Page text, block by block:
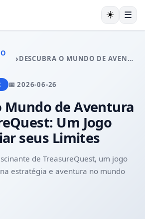
JOGOS DE LOTERIA
MAHJONG
AO VIVO
DO SETOR
☀️ ☰
› DESCUBRA O MUNDO DE AVENTURA EM TREASUREQUEST: UM JOGO PARA DESAFIAR SEUS LIMITES
📅 2026-06-26
Mundo de Aventura
Um Jogo
seus Limites
de TreasureQuest, um jogo
estratégia e aventura no mundo